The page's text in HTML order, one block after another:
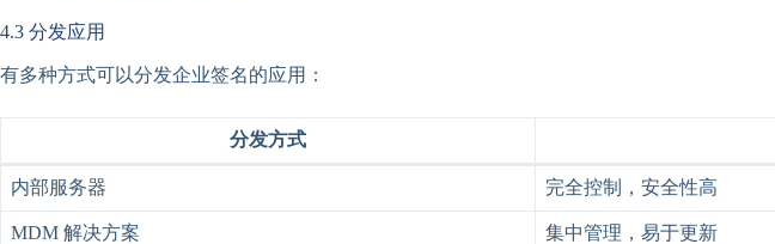
4.3 分发应用
有多种方式可以分发企业签名的应用：
分发方式
内部服务器 完全控制，安全性高
MDM 解决方案 集中管理，易于更新